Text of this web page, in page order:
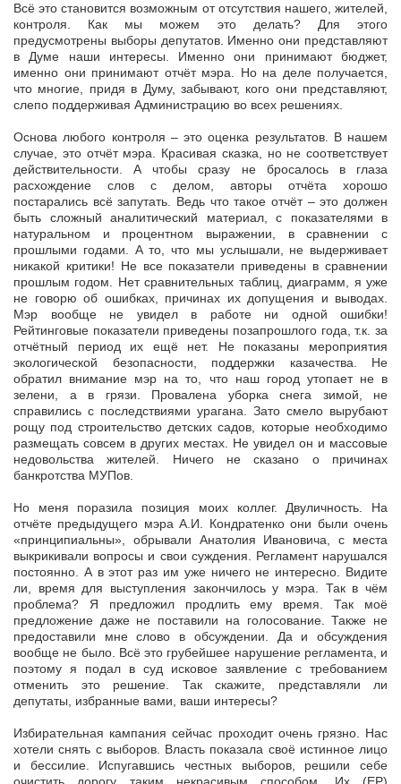
Всё это становится возможным от отсутствия нашего, жителей,
контроля. Как мы можем это делать? Для этого
предусмотрены выборы депутатов. Именно они представляют
в Думе наши интересы. Именно они принимают бюджет,
именно они принимают отчёт мэра. Но на деле получается,
что многие, придя в Думу, забывают, кого они представляют,
слепо поддерживая Администрацию во всех решениях.
Основа любого контроля – это оценка результатов. В нашем
случае, это отчёт мэра. Красивая сказка, но не соответствует
действительности. А чтобы сразу не бросалось в глаза
расхождение слов с делом, авторы отчёта хорошо
постарались всё запутать. Ведь что такое отчёт – это должен
быть сложный аналитический материал, с показателями в
натуральном и процентном выражении, в сравнении с
прошлыми годами. А то, что мы услышали, не выдерживает
никакой критики! Не все показатели приведены в сравнении
прошлым годом. Нет сравнительных таблиц, диаграмм, я уже
не говорю об ошибках, причинах их допущения и выводах.
Мэр вообще не увидел в работе ни одной ошибки!
Рейтинговые показатели приведены позапрошлого года, т.к. за
отчётный период их ещё нет. Не показаны мероприятия
экологической безопасности, поддержки казачества. Не
обратил внимание мэр на то, что наш город утопает не в
зелени, а в грязи. Провалена уборка снега зимой, не
справились с последствиями урагана. Зато смело вырубают
рощу под строительство детских садов, которые необходимо
размещать совсем в других местах. Не увидел он и массовые
недовольства жителей. Ничего не сказано о причинах
банкротства МУПов.
Но меня поразила позиция моих коллег. Двуличность. На
отчёте предыдущего мэра А.И. Кондратенко они были очень
«принципиальны», обрывали Анатолия Ивановича, с места
выкрикивали вопросы и свои суждения. Регламент нарушался
постоянно. А в этот раз им уже ничего не интересно. Видите
ли, время для выступления закончилось у мэра. Так в чём
проблема? Я предложил продлить ему время. Так моё
предложение даже не поставили на голосование. Также не
предоставили мне слово в обсуждении. Да и обсуждения
вообще не было. Всё это грубейшее нарушение регламента, и
поэтому я подал в суд исковое заявление с требованием
отменить это решение. Так скажите, представляли ли
депутаты, избранные вами, ваши интересы?
Избирательная кампания сейчас проходит очень грязно. Нас
хотели снять с выборов. Власть показала своё истинное лицо
и бессилие. Испугавшись честных выборов, решили себе